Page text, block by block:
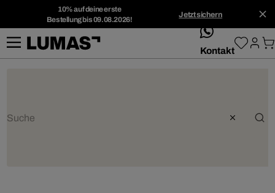
10% auf deine erste
Bestellung bis 09.08.2026!
Jetzt sichern
whatsApp
Kontakt